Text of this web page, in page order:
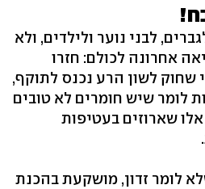
לבני נוער ולילדים, ולא
אחרונה לכולם: חזרו
שחוק לשון הרע נכנס לתוקף,
לומר שיש חומרים לא טובים
שארוזים בעטיפות
לומר זדון, מושקעת בהכנת